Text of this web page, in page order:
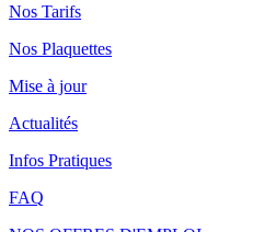
Nos Tarifs
Nos Plaquettes
Mise à jour
Actualités
Infos Pratiques
FAQ